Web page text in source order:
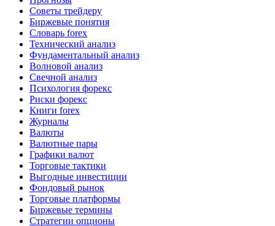
Советы трейдеру
Биржевые понятия
Словарь forex
Технический анализ
Фундаментальный анализ
Волновой анализ
Свечной анализ
Психология форекс
Риски форекс
Книги forex
Журналы
Валюты
Валютные пары
Графики валют
Торговые тактики
Выгодные инвестиции
Фондовый рынок
Торговые платформы
Биржевые термины
Стратегии опционы